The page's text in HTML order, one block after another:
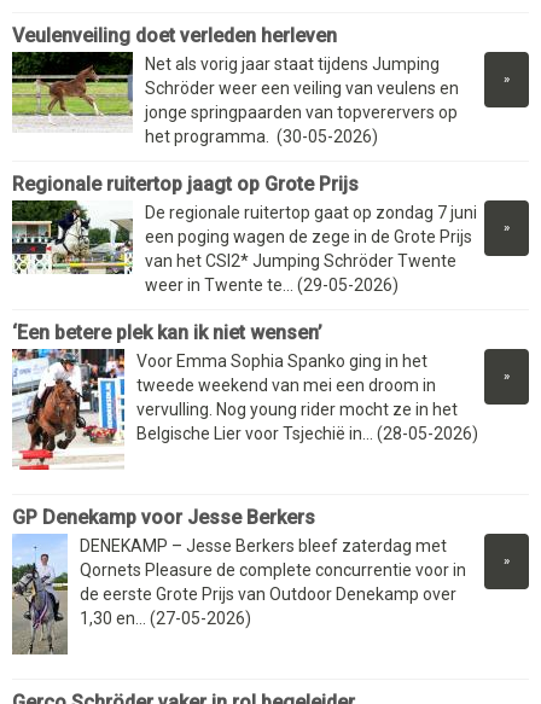
Veulenveiling doet verleden herleven
»
Net als vorig jaar staat tijdens Jumping
Schröder weer een veiling van veulens en
jonge springpaarden van topverervers op
het programma. (30-05-2026)
Regionale ruitertop jaagt op Grote Prijs
»
De regionale ruitertop gaat op zondag 7 juni
een poging wagen de zege in de Grote Prijs
van het CSI2* Jumping Schröder Twente
weer in Twente te... (29-05-2026)
‘Een betere plek kan ik niet wensen’
»
Voor Emma Sophia Spanko ging in het
tweede weekend van mei een droom in
vervulling. Nog young rider mocht ze in het
Belgische Lier voor Tsjechië in... (28-05-2026)
GP Denekamp voor Jesse Berkers
»
DENEKAMP – Jesse Berkers bleef zaterdag met
Qornets Pleasure de complete concurrentie voor in
de eerste Grote Prijs van Outdoor Denekamp over
1,30 en... (27-05-2026)